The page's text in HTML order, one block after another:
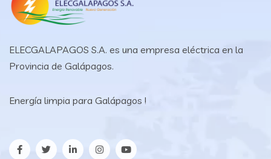
ELECGALAPAGOS S.A. es una empresa eléctrica en la
Provincia de Galápagos.
Energía limpia para Galápagos !